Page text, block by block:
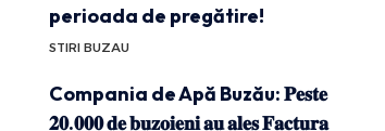
perioada de pregătire!
STIRI BUZAU
Compania de Apă Buzău: 𝐏𝐞𝐬𝐭𝐞
𝟐𝟎.𝟎𝟎𝟎 𝐝𝐞 𝐛𝐮𝐳𝐨𝐢𝐞𝐧𝐢 𝐚𝐮 𝐚𝐥𝐞𝐬 𝐅𝐚𝐜𝐭𝐮𝐫𝐚